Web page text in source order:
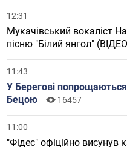
12:31
Мукачівський вокаліст
пісню "Білий янгол"
11:43
У Берегові
Бецою
16457
11:00
"Фідес" офіційно висунув